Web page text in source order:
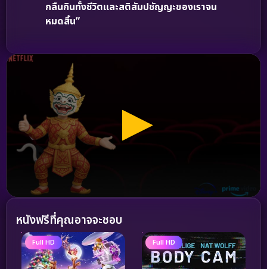
กลืนกินทั้งชีวิตและสติสัมปชัญญะของเราจน
หมดสิ้น”
หนังฟรีที่คุณอาจจะชอบ
Full HD Full HD